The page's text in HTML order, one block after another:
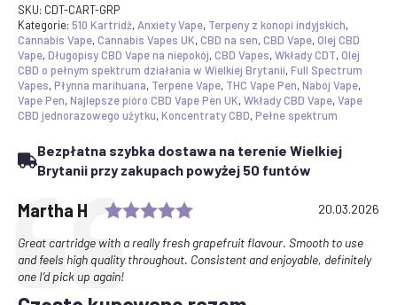
-
Grapefruit
|
Canavape
Reserve
|
80%+
Cannabinoids
SKU: CDT-CART-GRP
Kategorie: 510 Kartridż, Anxiety Vape, Terpeny z konopi indyjskich,
Cannabis Vape,Cannabis Vapes UK,CBD na sen,CBD Vape,Olej CBD
Vape,Długopisy CBD Vape na niepokój,CBD Vapes,Wkłady CDT,Olej
CBD o pełnym spektrum działania w Wielkiej Brytanii,Full Spectrum
Vapes,Płynna marihuana, Terpene Vape, THC Vape Pen,Nabój Vape,
Vape Pen,Najlepsze pióro CBD Vape Pen UK,Wkłady CBD Vape,Vape
CBD jednorazowego użytku,Koncentraty CBD,Pełne spektrum
Bezpłatna szybka dostawa na terenie Wielkiej
Brytanii przy zakupach powyżej 50 funtów
Testimonial
Author:
Martha H Rating: 5.0 out of 5 stars
Date:
20.03.2026
Text:
Great cartridge with a really fresh grapefruit flavour. Smooth to use
and feels high quality throughout. Consistent and enjoyable, definitely
one I’d pick up again!